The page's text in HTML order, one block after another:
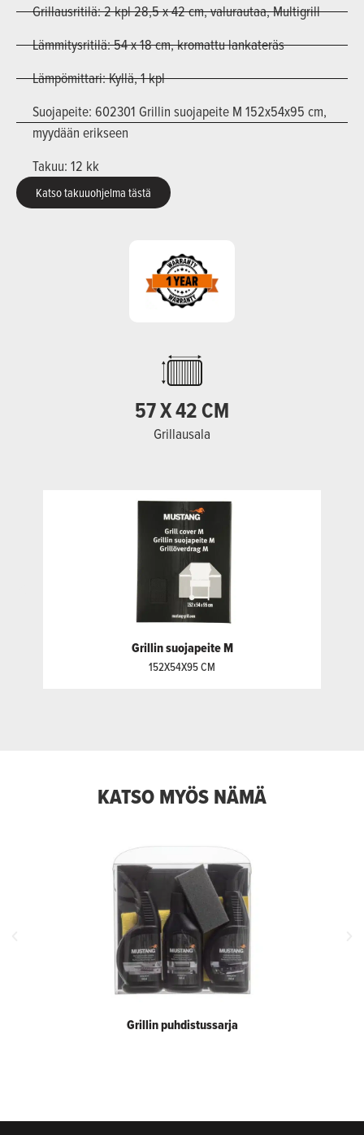
Grillausritilä: 2 kpl 28,5 x 42 cm, valurautaa, Multigrill
Lämmitysritilä: 54 x 18 cm, kromattu lankateräs
Lämpömittari: Kyllä, 1 kpl
Suojapeite: 602301 Grillin suojapeite M 152x54x95 cm,
myydään erikseen
Takuu: 12 kk
Katso takuuohjelma tästä
57 X 42 CM
Grillausala
Grillin suojapeite M
152X54X95 CM
KATSO MYÖS NÄMÄ
Grillin puhdistussarja